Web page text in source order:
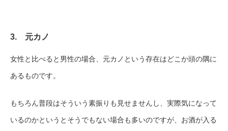
3. 元カノ
女性と比べると男性の場合、元カノという存在はどこか頭の隅に
あるものです。
もちろん普段はそういう素振りも見せませんし、実際気になって
いるのかというとそうでもない場合も多いのですが、お酒が入る